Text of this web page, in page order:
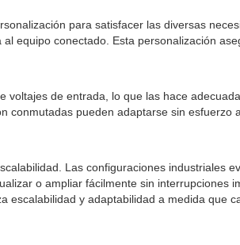
para satisfacer las diversas
equipo conectado. Esta personalización
de entrada, lo que las hace
pueden adaptarse sin
Las configuraciones industriales
o ampliar fácilmente sin interrupciones
y adaptabilidad a medida que